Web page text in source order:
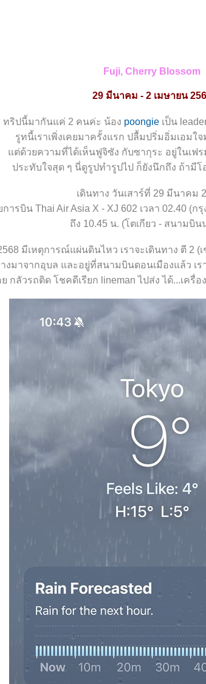
Fuji, Cherry Blossom
29 มีนาคม - 2 เมษายน
ทริปนี้มากันแค่ 2 คนค่ะ น้อง poongieเป็น
รูทนี้เราเพิ่งเคยมาครั้งแรก ปลื้มปริ่มอิ่มเอมใจ
ต่ด้วยความที่ได้เห็นฟูจิซัง กับซากุระ อยู่ในเฟร
ประทับใจสุด ๆ นี่ดูรูปทำรูปไป ก็ยังนึกถึง ถ้ามีโ
เดินทาง วันเสาร์ที่ 29 มีนาคม
การบิน Thai Air Asia X - XJ 602 เวลา 02.40 (ฺ
ถึง 10.45 น. (โตเกียว - สนามบิน
มีเหตุการณ์แผ่นดินไหว เราจะเดินทาง ตี 2
งมาจากอุบล และอยู่ที่สนามบินดอนเมืองแล้ว เ
กลัวรถติด โชคดีเรียก lineman ไปส่ง ได้...เครื่